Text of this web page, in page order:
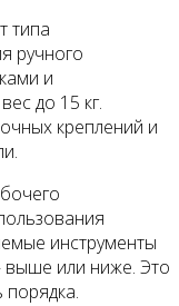
типа
ручного
и
до 15 кг.
креплений и
инструменты
выше или ниже. Это
порядка.